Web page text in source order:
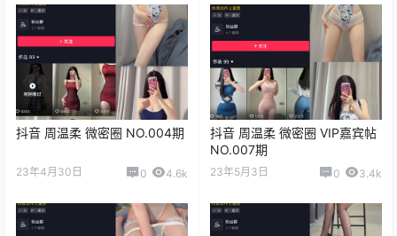
抖音 周温柔 微密圈 NO.004期
23年4月30日 0 4.6k
抖音 周温柔 微密圈 VIP嘉宾帖
NO.007期
23年5月3日 0 3.4k